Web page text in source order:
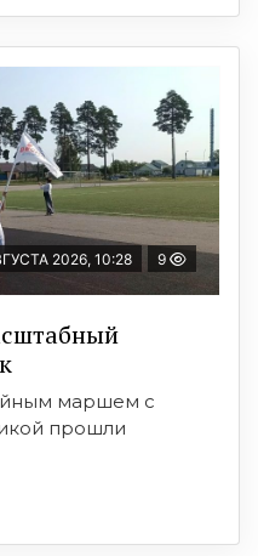
2026, 10:28 9
маршем с
прошли